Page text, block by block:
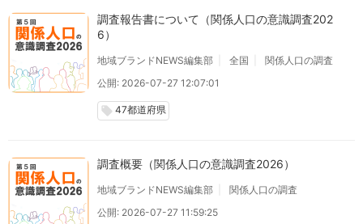
調査報告書について（関係人口の意識調査202
6）
地域ブランドNEWS編集部 全国
関係人口の調査
公開: 2026-07-27 12:07:01
local_offer 47都道府県
調査概要（関係人口の意識調査2026）
地域ブランドNEWS編集部
関係人口の調査
公開: 2026-07-27 11:59:25